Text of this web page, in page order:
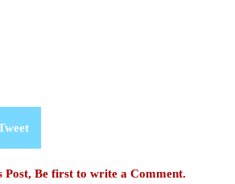
Post, Be first to write a Comment.